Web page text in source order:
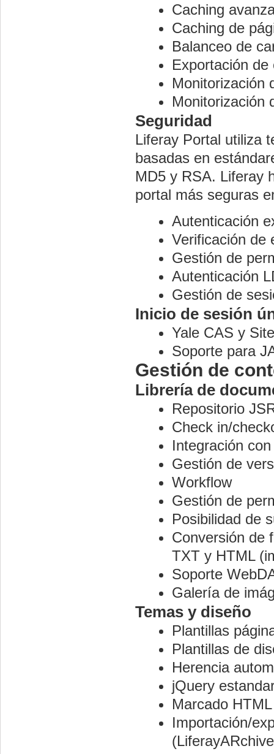
Caching
Caching de
Balanceo de
Exportación
Monitorización
Monitorización
Seguridad
Liferay Portal utiliza
basadas en
MD5 y RSA. Liferay
portal más seguras
Autenticación
Verificación de
Gestión de
Autenticación
Gestión de
Inicio de sesión
Yale CAS y
Soporte para
Gestión de
Librería de
Repositorio
Check in/
Integración
Gestión de
Workflow
Gestión de
Posibilidad de
Conversión de
TXT y HTML
Soporte
Galería de
Temas y diseño
Plantillas
Plantillas de
Herencia
jQuery
Marcado
Importación/